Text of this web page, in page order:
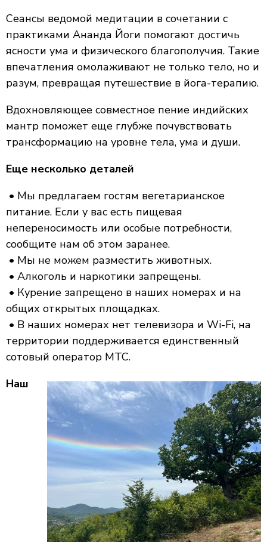
Сеансы ведомой медитации в сочетании с
практиками Ананда Йоги помогают достичь
ясности ума и физического благополучия. Такие
впечатления омолаживают не только тело, но и
разум, превращая путешествие в йога-терапию.
Вдохновляющее совместное пение индийских
мантр поможет еще глубже почувствовать
трансформацию на уровне тела, ума и души.
Еще несколько деталей
• Мы предлагаем гостям вегетарианское
питание. Если у вас есть пищевая
непереносимость или особые потребности,
сообщите нам об этом заранее.
• Мы не можем разместить животных.
• Алкоголь и наркотики запрещены.
• Курение запрещено в наших номерах и на
общих открытых площадках.
• В наших номерах нет телевизора и Wi-Fi, на
территории поддерживается единственный
сотовый оператор МТС.
Наш